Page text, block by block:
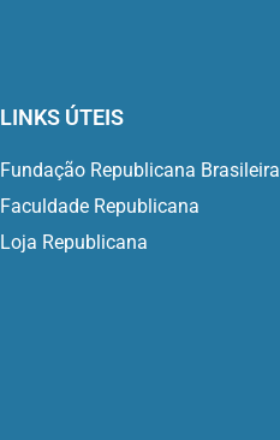
LINKS ÚTEIS
Fundação Republicana Brasileira
Faculdade Republicana
Loja Republicana